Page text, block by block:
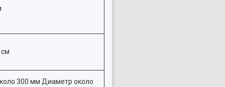
300 мм Диаметр около